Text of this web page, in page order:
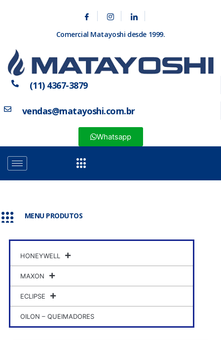
Comercial Matayoshi desde 1999.
(11) 4367-3879
vendas@matayoshi.com.br
Whatsapp
MENU PRODUTOS
HONEYWELL
MAXON
ECLIPSE
OILON – QUEIMADORES